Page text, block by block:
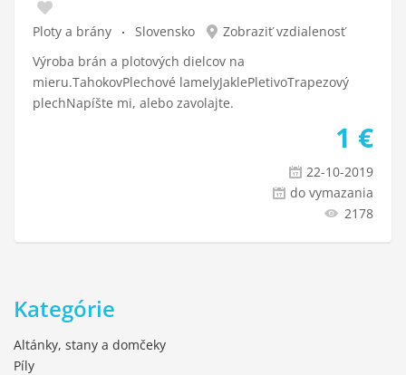
Ploty a brány Slovensko
Zobraziť vzdialenosť
Výroba brán a plotových dielcov na
mieru.TahokovPlechové lamelyJaklePletivoTrapezový
plechNapíšte mi, alebo zavolajte.
1 €
22-10-2019
do vymazania
2178
Kategórie
Altánky, stany a domčeky
Píly